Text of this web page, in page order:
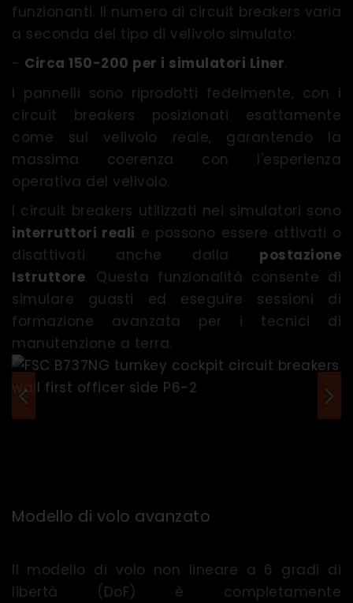
funzionanti. Il numero di circuit breakers varia
a seconda del tipo di velivolo simulato:
- Circa 150-200 per i simulatori Liner.
I pannelli sono riprodotti fedelmente, con i
circuit breakers posizionati esattamente
come sul velivolo reale, garantendo la
massima coerenza con l'esperienza
operativa del velivolo.
I circuit breakers utilizzati nei simulatori sono
interruttori reali e possono essere attivati ​​o
disattivati ​​anche dalla postazione
Istruttore. Questa funzionalità consente di
simulare guasti ed eseguire sessioni di
formazione avanzata per i tecnici di
manutenzione a terra.
Modello di volo avanzato
Il modello di volo non lineare a 6 gradi di
libertà (DoF) è completamente